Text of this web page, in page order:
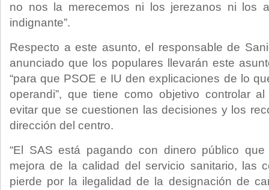
no nos la merecemos ni los jerezanos ni los
indignante”.
Respecto a este asunto, el responsable de
anunciado que los populares llevarán este
“para que PSOE e IU den explicaciones de lo
operandi”, que tiene como objetivo controlar
evitar que se cuestionen las decisiones y los
dirección del centro.
“El SAS está pagando con dinero público
mejora de la calidad del servicio sanitario, las
pierde por la ilegalidad de la designación de